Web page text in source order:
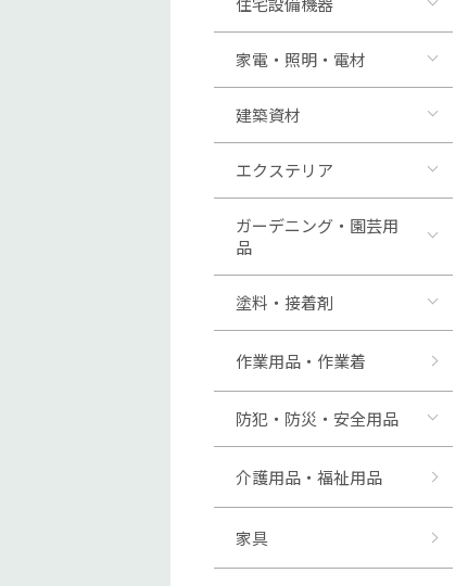
家電・照明・電材
建築資材
エクステリア
ガーデニング・園芸用
品
塗料・接着剤
作業用品・作業着
防犯・防災・安全用品
介護用品・福祉用品
家具